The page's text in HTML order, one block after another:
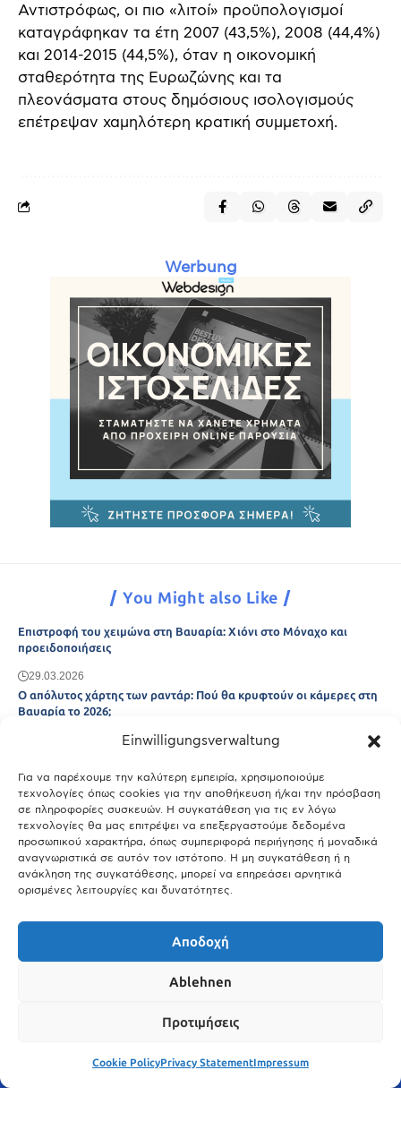
Einwilligungsverwaltung
Για να παρέχουμε την καλύτερη εμπειρία, χρησιμοποιούμε
τεχνολογίες όπως cookies για την αποθήκευση ή/και την πρόσβαση
σε πληροφορίες συσκευών. Η συγκατάθεση για τις εν λόγω
τεχνολογίες θα μας επιτρέψει να επεξεργαστούμε δεδομένα
προσωπικού χαρακτήρα, όπως συμπεριφορά περιήγησης ή μοναδικά
αναγνωριστικά σε αυτόν τον ιστότοπο. Η μη συγκατάθεση ή η
ανάκληση της συγκατάθεσης, μπορεί να επηρεάσει αρνητικά
ορισμένες λειτουργίες και δυνατότητες.
Αποδοχή
Ablehnen
Προτιμήσεις
Cookie PolicyPrivacy StatementImpressum
Αντιστρόφως, οι πιο «λιτοί» προϋπολογισμοί
καταγράφηκαν τα έτη 2007 (43,5%), 2008 (44,4%)
και 2014-2015 (44,5%), όταν η οικονομική
σταθερότητα της Ευρωζώνης και τα
πλεονάσματα στους δημόσιους ισολογισμούς
επέτρεψαν χαμηλότερη κρατική συμμετοχή.
Werbung
You Might also Like
Επιστροφή του χειμώνα στη Βαυαρία: Χιόνι στο Μόναχο και
προειδοποιήσεις
29.03.2026
Ο απόλυτος χάρτης των ραντάρ: Πού θα κρυφτούν οι κάμερες στη
Βαυαρία το 2026;
Μόναχο;
25.03.2026
Θύελλα χτυπά το Μόναχο: Κίνδυνος από τους ισχυρούς ανέμους
και τις καταιγίδες
25.03.2026